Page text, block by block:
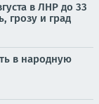
в ЛНР до 33
грозу и град
в народную